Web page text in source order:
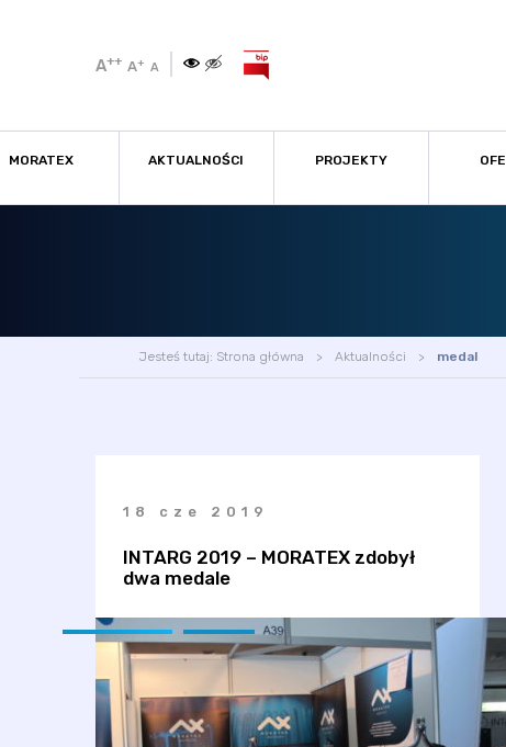
A++ A+ A
MORATEX AKTUALNOŚCI PROJEKTY
Jesteś tutaj: Strona główna Aktualności medal
18 cze 2019
INTARG 2019 – MORATEX zdobył
dwa medale